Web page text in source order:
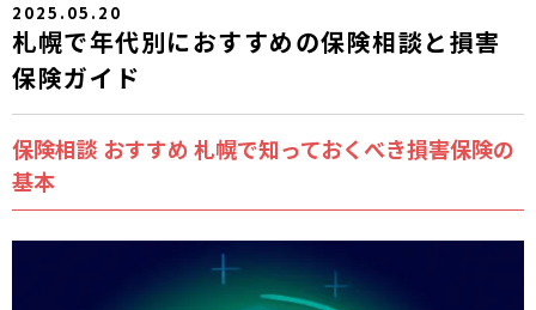
2025.05.20
札幌で年代別におすすめの保険相談と損害
保険ガイド
保険相談 おすすめ 札幌で知っておくべき損害保険の
基本